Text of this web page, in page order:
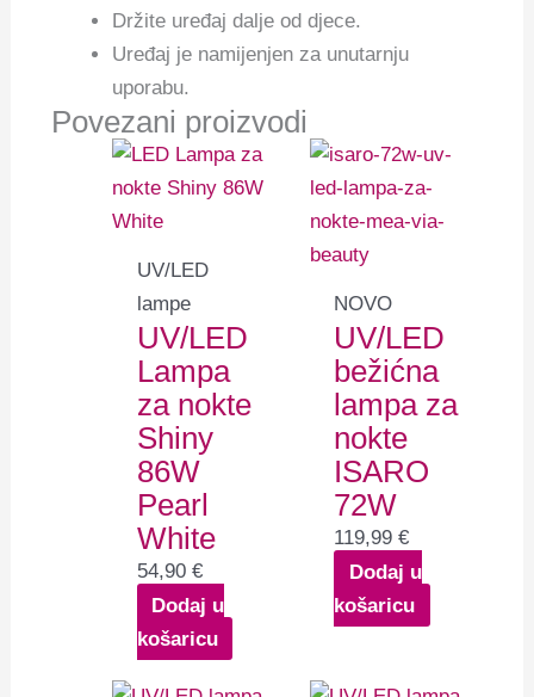
Držite uređaj dalje od djece.
Uređaj je namijenjen za unutarnju
uporabu.
Povezani proizvodi
UV/LED
lampe
UV/LED
Lampa
za nokte
Shiny
86W
Pearl
White
54,90 €
Dodaj u
košaricu
NOVO
UV/LED
bežićna
lampa za
nokte
ISARO
72W
119,99 €
Dodaj u
košaricu